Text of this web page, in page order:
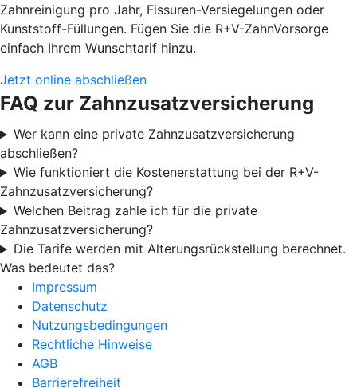
Zahnreinigung pro Jahr, Fissuren-Versiegelungen oder
Kunststoff-Füllungen. Fügen Sie die R+V-ZahnVorsorge
einfach Ihrem Wunschtarif hinzu.
Jetzt online abschließen
FAQ zur Zahnzusatzversicherung
Wer kann eine private Zahnzusatzversicherung
abschließen?
Wie funktioniert die Kostenerstattung bei der R+V-
Zahnzusatzversicherung?
Welchen Beitrag zahle ich für die private
Zahnzusatzversicherung?
Die Tarife werden mit Alterungsrückstellung berechnet.
Was bedeutet das?
Impressum
Datenschutz
Nutzungsbedingungen
Rechtliche Hinweise
AGB
Barrierefreiheit